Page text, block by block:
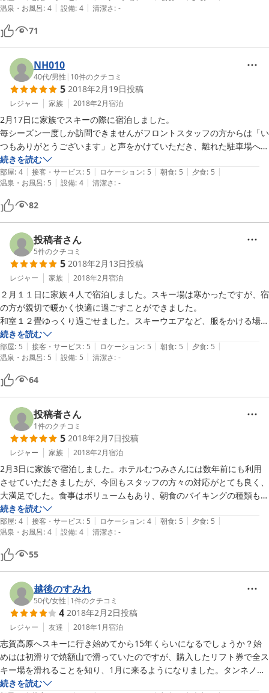
皆一口食べて残しました。骨つき鶏唐揚げは美味しかったですが、チゲ
鍋の豚肉は硬くて久しぶりに巡り合うレベルの不味さでした。品数は多
いのですが、揚げ物は冷たくもう少しメニューを検討して頂きたいで
す。
温泉・お風呂: 4 | 設備: 4 | 清潔さ: -
71
NH010
40代/男性 | 10件のクチコミ
5 2018年2月19日投稿
レジャー 家族 2018年2月宿泊
2月17日に家族でスキーの際に宿泊しました。
毎シーズン一度しか訪問できませんがフロントスタッフの方からは「い
つもありがとうございます」と声をかけていただき、離れた駐車場への
送迎も迅速に対応いただけました。
美味しい食事と広くて清潔な風呂はいつ訪れても嬉しいです。
今回は部屋があまりにも暖まらず申し出たところすぐにストーブの手配
をしていただきありがとうございました。
来シーズンもまたお世話になりたいと思います。
続きを読む
部屋: 4 | 接客・サービス: 5 | ロケーション: 5 | 朝食: 5 | 夕食: 5 |
温泉・お風呂: 5 | 設備: 4 | 清潔さ: -
82
投稿者さん
5件のクチコミ
5 2018年2月13日投稿
レジャー 家族 2018年2月宿泊
２月１１日に家族４人で宿泊しました。スキー場は寒かったですが、宿
の方が親切で暖かく快適に過ごすことができました。
和室１２畳ゆっくり過ごせました。スキーウエアなど、服をかける場所
がたくさんあってとても便利です。チェックイン前の、荷物置き場も暖
かくゆったりしていてよかったです。またチェックイン後にお風呂利用
できるのもとてもありがたいです。食事も、充実していておなか一杯頂
きました。スキー場は、裏がタンネの森スキー場でとても便利です。ま
た、機会があればぜひ利用させていただきたいです。
続きを読む
部屋: 5 | 接客・サービス: 5 | ロケーション: 5 | 朝食: 5 | 夕食: 5 |
温泉・お風呂: 5 | 設備: 5 | 清潔さ: -
64
投稿者さん
1件のクチコミ
5 2018年2月7日投稿
レジャー 家族 2018年2月宿泊
2月3日に家族で宿泊しました。ホテルむつみさんには数年前にも利用
させていただきましたが、今回もスタッフの方々の対応がとても良く、
大満足でした。食事はボリュームもあり、朝食のバイキングの種類も多
く子供達も喜んでいました。
館内Wi-Fi無料やチェックアウト後、帰る前にお風呂に入らせていただ
けたのも嬉しかったです。忘れ物の連絡をした際も直ぐに対応して下さ
り、とても助かりました。ありがとうございました。志賀高原に行く際
には、また是非お世話になりたいです。
続きを読む
部屋: 4 | 接客・サービス: 5 | ロケーション: 4 | 朝食: 5 | 夕食: 5 |
温泉・お風呂: 4 | 設備: 4 | 清潔さ: -
55
越後のすみれ
50代/女性 | 1件のクチコミ
4 2018年2月2日投稿
レジャー 友達 2018年1月宿泊
志賀高原へスキーに行き始めてから15年くらいになるでしょうか？始
めはは初滑りで焼額山で滑っていたのですが、購入したリフト券で全ス
キー場を滑れることを知り、1月に来るようになりました。タンネノモ
リオコジョスキー場はもみの木がゲレンデに残されており、気持ちよく
続きを読む